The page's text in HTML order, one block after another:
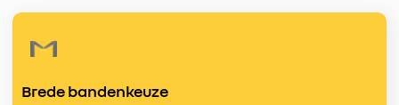
Brede bandenkeuze